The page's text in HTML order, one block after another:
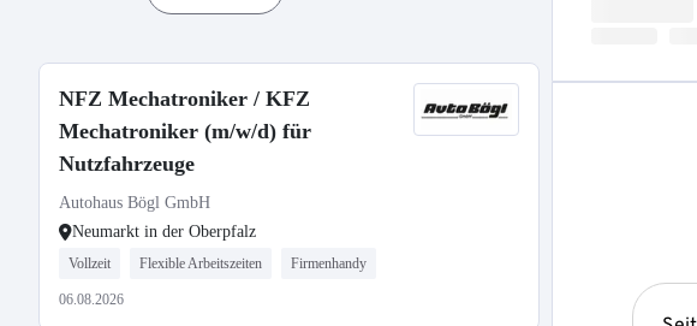
NFZ Mechatroniker / KFZ
Mechatroniker (m/w/d) für
Nutzfahrzeuge
Autohaus Bögl GmbH
Neumarkt in der Oberpfalz
Vollzeit Flexible Arbeitszeiten Firmenhandy
06.08.2026